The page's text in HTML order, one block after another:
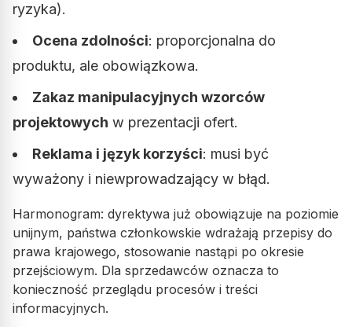
ryzyka).
Ocena zdolności: proporcjonalna do
produktu, ale obowiązkowa.
Zakaz manipulacyjnych wzorców
projektowych w prezentacji ofert.
Reklama i język korzyści: musi być
wyważony i niewprowadzający w błąd.
Harmonogram: dyrektywa już obowiązuje na poziomie
unijnym, państwa członkowskie wdrażają przepisy do
prawa krajowego, stosowanie nastąpi po okresie
przejściowym. Dla sprzedawców oznacza to
konieczność przeglądu procesów i treści
informacyjnych.